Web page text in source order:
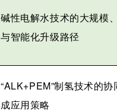
碱性电解水技术的大规模
与智能化升级路径
“ALK+PEM”制氢技术的协
成应用策略